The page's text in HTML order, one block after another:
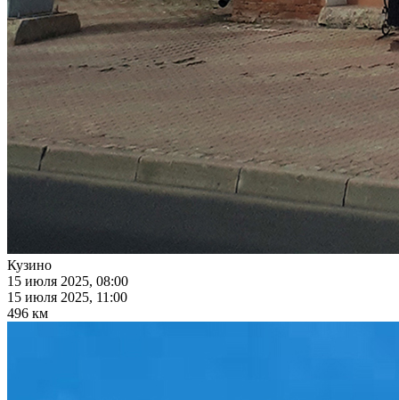
Кузино
15 июля 2025, 08:00
15 июля 2025, 11:00
496 км